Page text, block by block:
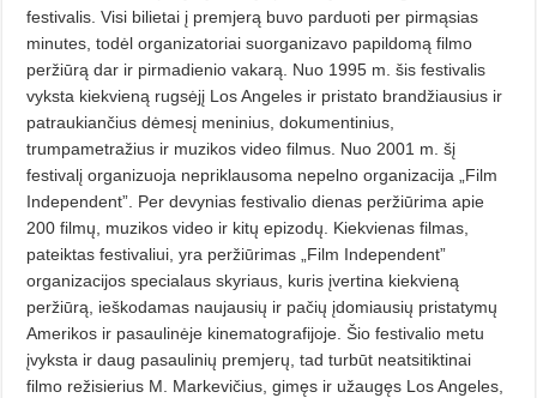
festivalis. Visi bilietai į premjerą buvo parduoti per pirmąsias
minutes, todėl organizatoriai suorganizavo papildomą filmo
peržiūrą dar ir pirmadienio vakarą. Nuo 1995 m. šis festivalis
vyksta kiekvieną rugsėjį Los Angeles ir pristato brandžiausius ir
patraukiančius dėmesį meninius, dokumentinius,
trumpametražius ir muzikos video filmus. Nuo 2001 m. šį
festivalį organizuoja nepriklausoma nepelno organizacija „Film
Independent”. Per devynias festivalio dienas peržiūrima apie
200 filmų, muzikos video ir kitų epizodų. Kiekvienas filmas,
pateiktas festivaliui, yra peržiūrimas „Film Independent”
organizacijos specialaus skyriaus, kuris įvertina kiekvieną
peržiūrą, ieškodamas naujausių ir pačių įdomiausių pristatymų
Amerikos ir pasaulinėje kinematografijoje. Šio festivalio metu
įvyksta ir daug pasaulinių premjerų, tad turbūt neatsitiktinai
filmo režisierius M. Markevičius, gimęs ir užaugęs Los Angeles,